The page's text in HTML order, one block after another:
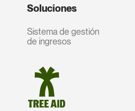
Soluciones
Sistema de gestión
de ingresos